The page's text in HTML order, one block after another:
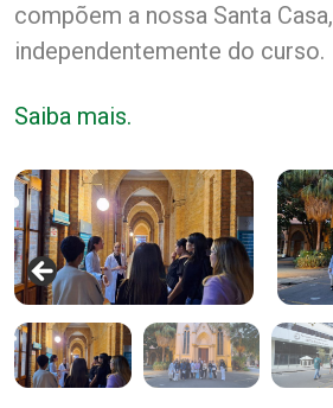
compõem a nossa Santa Casa,
independentemente do curso.
Saiba mais.